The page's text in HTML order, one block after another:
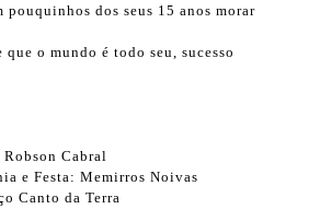
pouquinhos dos seus 15 anos morar
que o mundo é todo seu, sucesso
Cabral
e Festa: Memirros Noivas
Canto da Terra